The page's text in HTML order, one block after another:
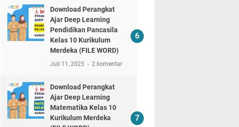
Download Perangkat
Ajar Deep Learning
Pendidikan Pancasila
Kelas 10 Kurikulum
Merdeka (FILE WORD)
Juli 11, 2025 2 komentar
Download Perangkat
Ajar Deep Learning
Matematika Kelas 10
Kurikulum Merdeka